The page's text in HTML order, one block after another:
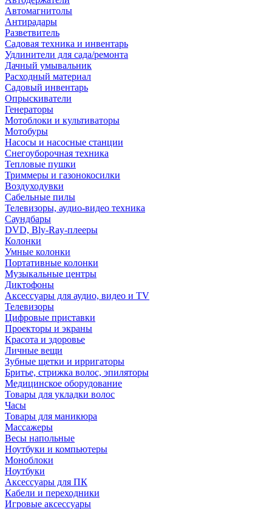
Автомагнитолы
Антирадары
Разветвитель
Садовая техника и инвентарь
Удлинители для сада/ремонта
Дачный умывальник
Расходный материал
Садовый инвентарь
Опрыскиватели
Генераторы
Мотоблоки и культиваторы
Мотобуры
Насосы и насосные станции
Снегоуборочная техника
Тепловые пушки
Триммеры и газонокосилки
Воздуходувки
Сабельные пилы
Телевизоры, аудио-видео техника
Саундбары
DVD, Bly-Ray-плееры
Колонки
Умные колонки
Портативные колонки
Музыкальные центры
Диктофоны
Аксессуары для аудио, видео и TV
Телевизоры
Цифровые приставки
Проекторы и экраны
Красота и здоровье
Личные вещи
Зубные щетки и ирригаторы
Бритье, стрижка волос, эпиляторы
Медицинское оборудование
Товары для укладки волос
Часы
Товары для маникюра
Массажеры
Весы напольные
Ноутбуки и компьютеры
Моноблоки
Ноутбуки
Аксессуары для ПК
Кабели и переходники
Игровые аксессуары